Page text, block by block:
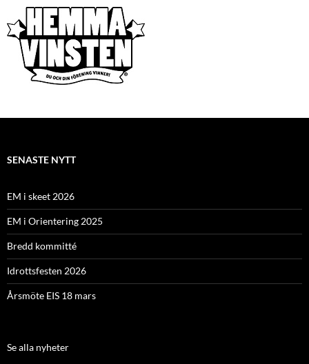
SENASTE NYTT
EM i skeet 2026
EM i Orientering 2025
Bredd kommitté
Idrottsfesten 2026
Årsmöte EIS 18 mars
Se alla nyheter